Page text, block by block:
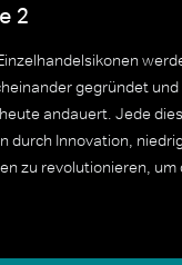
2
gegründet
andauert. Jede
durch Innovation,
zu revolutionieren, um